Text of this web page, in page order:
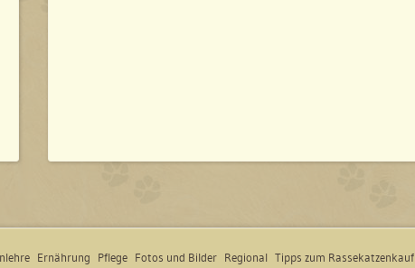
Ernährung Pflege Fotos und Bilder Regional Tipps zum Rassekatzenkauf